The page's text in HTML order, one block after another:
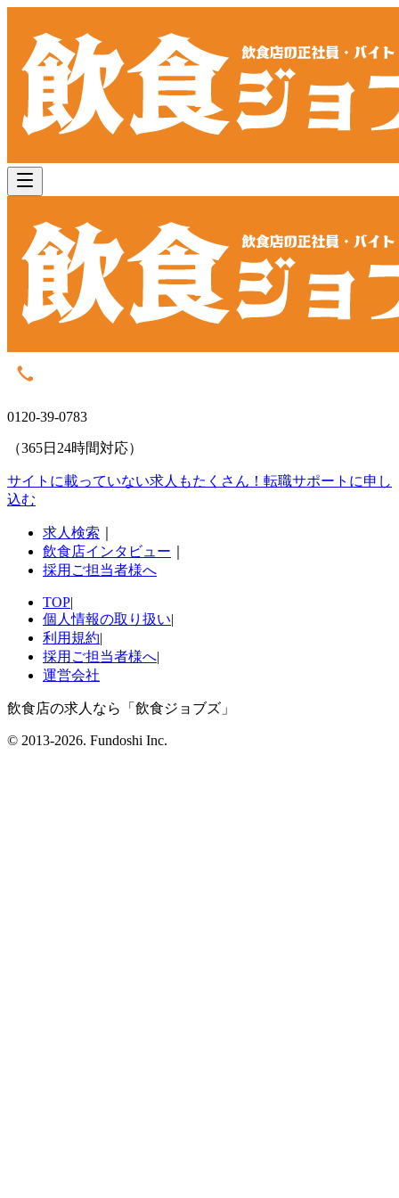
0120-39-0783
（365日24時間対応）
サイトに載っていない求人もたくさん！ 転職サポートに申し
込む
求人検索
飲食店インタビュー
採用ご担当者様へ
TOP|
個人情報の取り扱い|
利用規約|
採用ご担当者様へ|
運営会社
飲食店の求人なら「飲食ジョブズ」
© 2013-2026. Fundoshi Inc.